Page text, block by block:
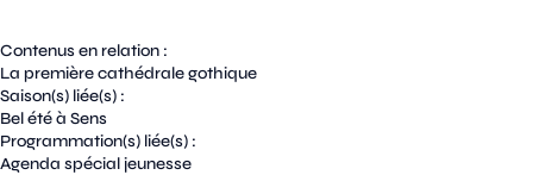
Contenus en relation :
La première cathédrale gothique
Saison(s) liée(s) :
Bel été à Sens
Programmation(s) liée(s) :
Agenda spécial jeunesse